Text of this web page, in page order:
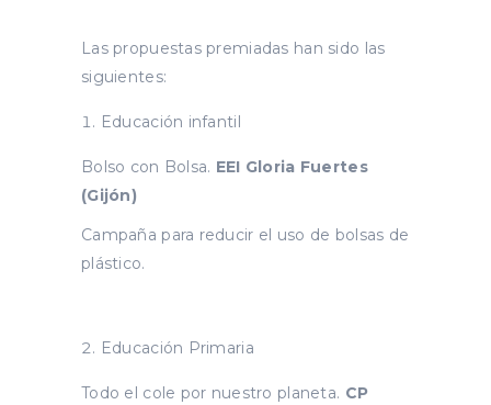
Las propuestas premiadas han sido las
siguientes:
Educación infantil
Bolso con Bolsa. EEI Gloria Fuertes
(Gijón)
Campaña para reducir el uso de bolsas de
plástico.
Educación Primaria
Todo el cole por nuestro planeta. CP